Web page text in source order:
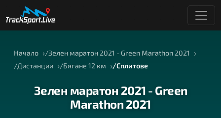
Начало
Зелен маратон 2021 - Green Marathon 2021
Дистанции
Бягане 12 км Сплитове
Зелен маратон 2021 - Green
Marathon 2021